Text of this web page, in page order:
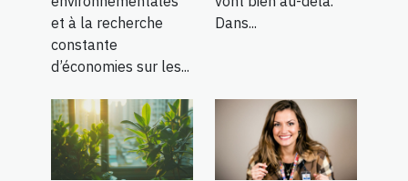
et à la recherche
constante
d’économies sur les...
Dans...